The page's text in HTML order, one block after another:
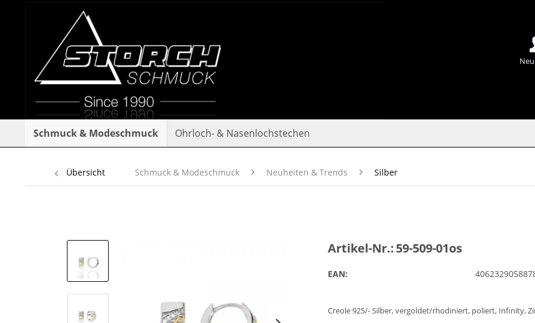
Schmuck & Modeschmuck Ohrloch- & Nasenlochstechen
Übersicht Schmuck & Modeschmuck Neuheiten & Trends Silber
Artikel-Nr.:59-509-01os
EAN:
Creole 925/- Silber, vergoldet/rhodiniert, poliert, Infinity,